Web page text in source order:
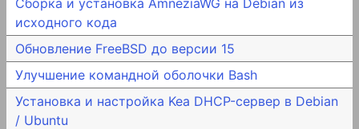
исходного кода
Обновление FreeBSD до версии 15
Улучшение командной оболочки Bash
Установка и настройка Kea DHCP-сервер в Debian
/ Ubuntu